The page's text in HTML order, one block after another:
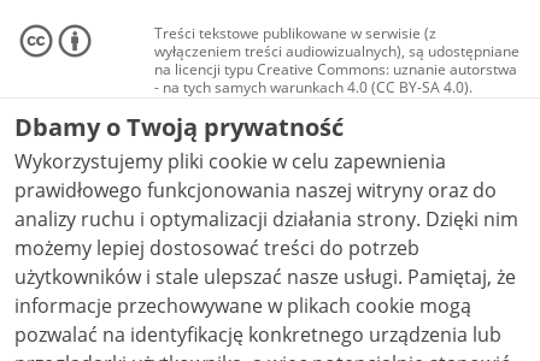
Treści tekstowe publikowane w serwisie (z
wyłączeniem treści audiowizualnych), są udostępniane
na licencji typu Creative Commons: uznanie autorstwa
- na tych samych warunkach 4.0 (CC BY-SA 4.0).
Materiały audiowizualne, w tym zdjęcia, materiały
audio i wideo, są udostępniane na licencji typu
Creative Commons: uznanie autorstwa użycie
niekomercyjne - bez utworów zależnych 4.0 (CC BY-
NC-ND 4.0), o ile nie jest to stwierdzone inaczej.
Dbamy o Twoją prywatność
Wykorzystujemy pliki cookie w celu zapewnienia
prawidłowego funkcjonowania naszej witryny oraz do
analizy ruchu i optymalizacji działania strony. Dzięki nim
możemy lepiej dostosować treści do potrzeb
użytkowników i stale ulepszać nasze usługi. Pamiętaj, że
informacje przechowywane w plikach cookie mogą
pozwalać na identyfikację konkretnego urządzenia lub